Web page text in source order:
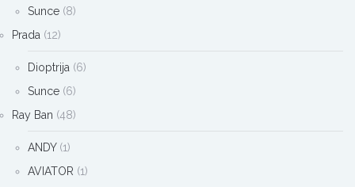
Sunce (8)
Prada (12)
Dioptrija (6)
Sunce (6)
Ray Ban (48)
ANDY (1)
AVIATOR (1)